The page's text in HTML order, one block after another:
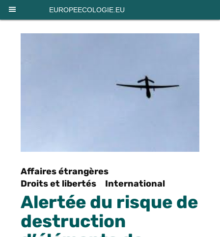
EUROPEECOLOGIE.EU
Affaires étrangères
Droits et libertés
International
Alertée du risque de
destruction